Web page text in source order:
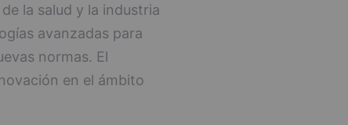
la salud y la industria
avanzadas para
normas. El
en el ámbito